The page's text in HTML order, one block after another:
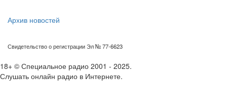
Архив новостей
Свидетельство о регистрации Эл № 77-6623
18+ © Специальное радио 2001 - 2025.
Слушать онлайн радио в Интернете.